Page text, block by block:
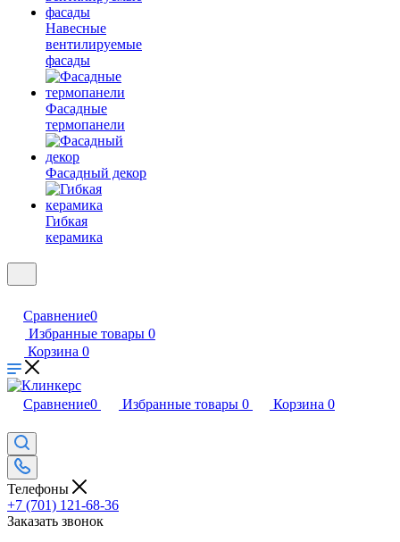
Навесные
вентилируемые
фасады
Фасадные
термопанели
Фасадный декор
Гибкая
керамика
Сравнение0
Избранные товары 0
Корзина 0
Сравнение0 Избранные товары 0 Корзина 0
Телефоны
+7 (701) 121-68-36
Заказать звонок